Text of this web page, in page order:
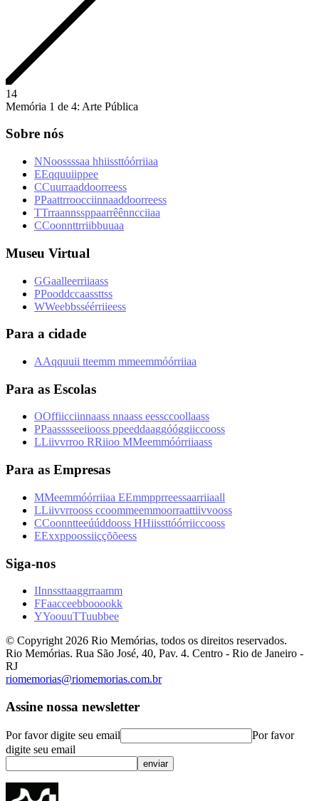
14
Memória 1 de 4: Arte Pública
Sobre nós
NNoossssaa hhiissttóórriiaa
EEqquuiippee
CCuurraaddoorreess
PPaattrroocciinnaaddoorreess
TTrraannssppaarrêênncciiaa
CCoonnttrriibbuuaa
Museu Virtual
GGaalleerriiaass
PPooddccaassttss
WWeebbsséérriieess
Para a cidade
AAqquuii tteemm mmeemmóórriiaa
Para as Escolas
OOffiicciinnaass nnaass eessccoollaass
PPaasssseeiiooss ppeeddaaggóóggiiccooss
LLiivvrroo RRiioo MMeemmóórriiaass
Para as Empresas
MMeemmóórriiaa EEmmpprreessaarriiaall
LLiivvrrooss ccoommeemmoorraattiivvooss
CCoonntteeúúddooss HHiissttóórriiccooss
EExxppoossiiççõõeess
Siga-nos
IInnssttaaggrraamm
FFaacceebbooookk
YYoouuTTuubbee
© Copyright 2026 Rio Memórias, todos os direitos reservados.
Rio Memórias. Rua São José, 40, Pav. 4. Centro - Rio de Janeiro -
RJ
riomemorias@riomemorias.com.br
Assine nossa newsletter
Por favor digite seu email
Por favor
digite seu email
enviar